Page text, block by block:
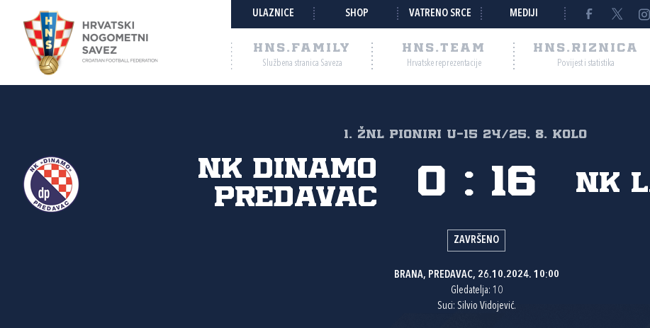
ULAZNICE SHOP VATRENO SRCE MEDIJI
HNS.FAMILY
Službena stranica Saveza
HNS.TEAM
Hrvatske reprezentacije
HNS.RIZNICA
Povijest i statistika
1. ŽNL pioniri U-15 24/25, 8. kolo
NK Dinamo
Predavac
NK
0 : 16
ZAVRŠENO
BRANA, PREDAVAC, 26.10.2024. 10:00
Gledatelja: 10
Suci: Silvio Vidojević.